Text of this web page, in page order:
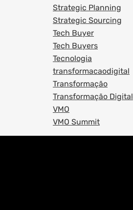
Strategic Planning
Strategic Sourcing
Tech Buyer
Tech Buyers
Tecnologia
transformacaodigital
Transformação
Transformação Digital
VMO
VMO Summit